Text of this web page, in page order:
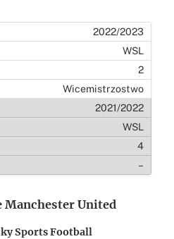
2022/2023
WSL
2
Wicemistrzostwo
2021/2022
WSL
4
–
Manchester United
Sports Football